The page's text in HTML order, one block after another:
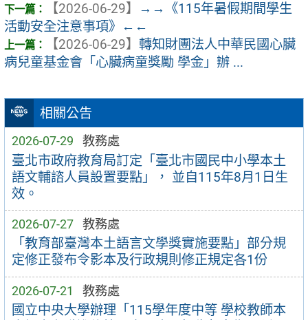
相關公告
2026-07-29 教務處
臺北市政府教育局訂定「臺北市國民中小學本土
語文輔諮人員設置要點」， 並自115年8月1日生
效。
2026-07-27 教務處
「教育部臺灣本土語言文學獎實施要點」部分規
定修正發布令影本及行政規則修正規定各1份
2026-07-21 教務處
國立中央大學辦理「115學年度中等 學校教師本
【2026-06-29】
→→《115年暑假期間學生
活動安全注意事項》←←
【2026-06-29】 轉知財團法人中華民國心臟
病兒童基金會「心臟病童獎勵 學金」辦 ...